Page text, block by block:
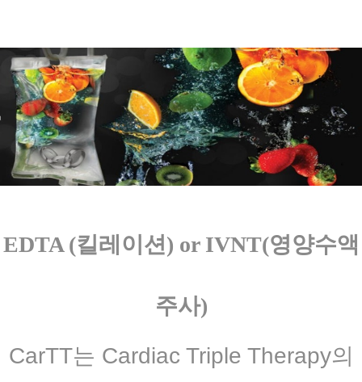
EDTA (킬레이션) or IVNT(영양수액
주사)
CarTT는 Cardiac Triple Therapy의